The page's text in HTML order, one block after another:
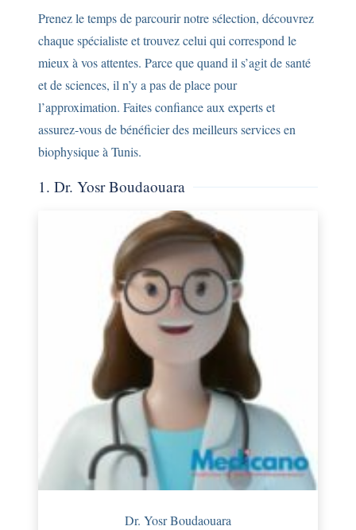
Prenez le temps de parcourir notre sélection, découvrez
chaque spécialiste et trouvez celui qui correspond le
mieux à vos attentes. Parce que quand il s’agit de santé
et de sciences, il n’y a pas de place pour
l’approximation. Faites confiance aux experts et
assurez-vous de bénéficier des meilleurs services en
biophysique à Tunis.
1. Dr. Yosr Boudaouara
Dr. Yosr Boudaouara